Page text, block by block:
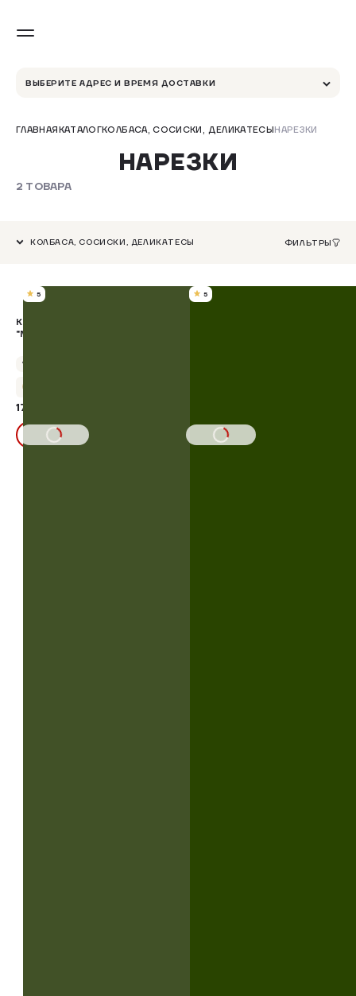
ВЫБЕРИТЕ АДРЕС И ВРЕМЯ ДОСТАВКИ
ГЛАВНАЯКАТАЛОГКОЛБАСА, СОСИСКИ, ДЕЛИКАТЕСЫНАРЕЗКИ
НАРЕЗКИ
2 ТОВАРА
КОЛБАСА, СОСИСКИ, ДЕЛИКАТЕСЫ ФИЛЬТРЫ
5
КОЛБАСА ПОЛУСУХАЯ С/К
"МИЛАНСКАЯ" 100 ГР
Упаковка 100 г
172,00 ₽
В КОРЗИНУ
5
В КОРЗИНУ